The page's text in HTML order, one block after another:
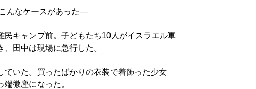
んなケースがあった―
キャンプ前。子どもたち10人がイスラエル軍
田中は現場に急行した。
いた。買ったばかりの衣装で着飾った少女
微塵になった。